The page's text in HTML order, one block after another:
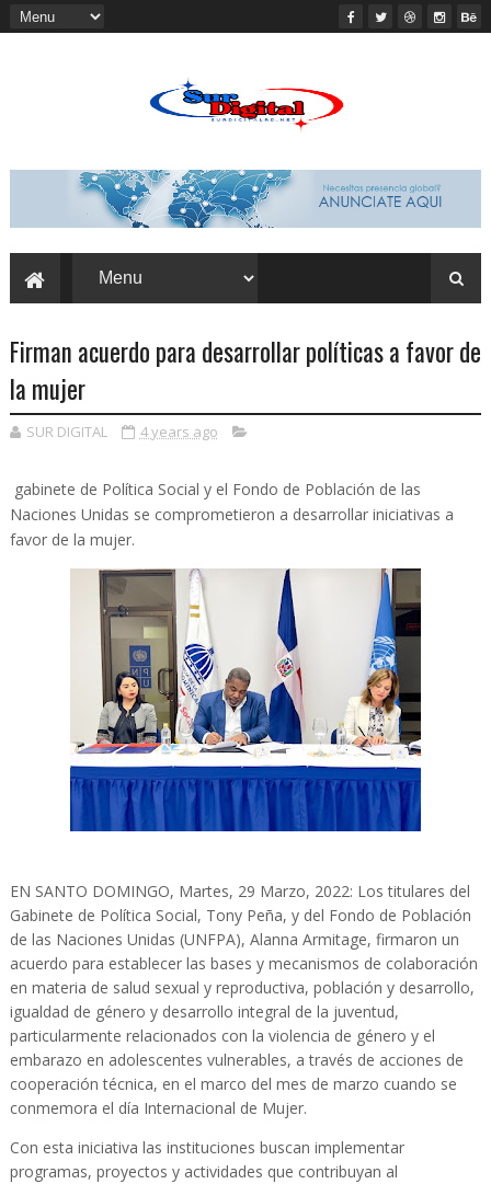
Firman acuerdo para desarrollar políticas a favor de
la mujer
SUR DIGITAL 4 years ago
gabinete de Política Social y el Fondo de Población de las
Naciones Unidas se comprometieron a desarrollar iniciativas a
favor de la mujer.
EN SANTO DOMINGO, Martes, 29 Marzo, 2022: Los titulares del
Gabinete de Política Social, Tony Peña, y del Fondo de Población
de las Naciones Unidas (UNFPA), Alanna Armitage, firmaron un
acuerdo para establecer las bases y mecanismos de colaboración
en materia de salud sexual y reproductiva, población y desarrollo,
igualdad de género y desarrollo integral de la juventud,
particularmente relacionados con la violencia de género y el
embarazo en adolescentes vulnerables, a través de acciones de
cooperación técnica, en el marco del mes de marzo cuando se
conmemora el día Internacional de Mujer.
Con esta iniciativa las instituciones buscan implementar
programas, proyectos y actividades que contribuyan al